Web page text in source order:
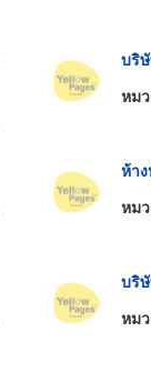
บริ
หม
ห้า
หม
บริ
หม